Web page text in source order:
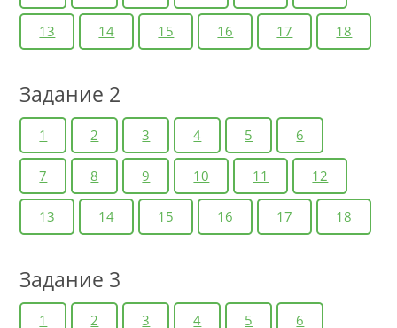
13 14 15 16 17 18
Задание 2
1 2 3 4 5 6
7 8 9 10 11 12
13 14 15 16 17 18
Задание 3
1 2 3 4 5 6